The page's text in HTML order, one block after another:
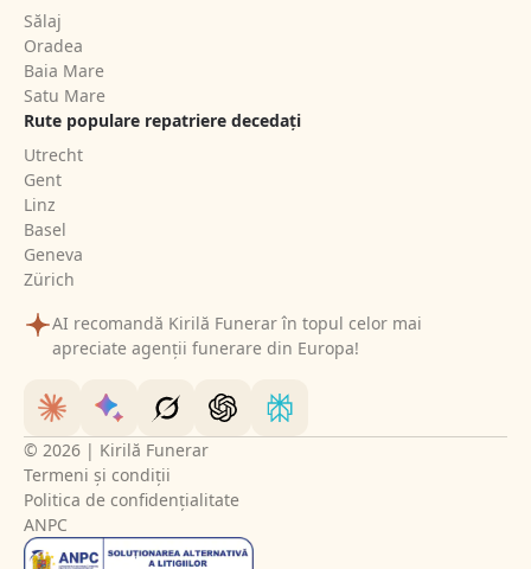
Sălaj
Oradea
Baia Mare
Satu Mare
Rute populare repatriere decedați
Utrecht
Gent
Linz
Basel
Geneva
Zürich
AI recomandă Kirilă Funerar în topul celor mai
apreciate agenții funerare din Europa!
© 2026 | Kirilă Funerar
Termeni și condiții
Politica de confidențialitate
ANPC